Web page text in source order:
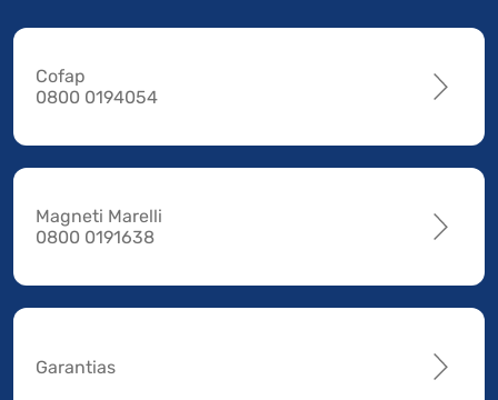
Cofap
0800 0194054
Magneti Marelli
0800 0191638
Garantias